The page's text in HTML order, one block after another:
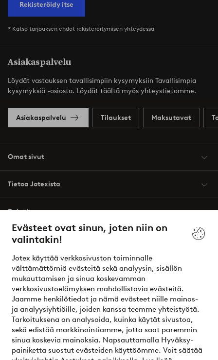
Evästeet ovat sinun, joten niin on
valintakin!
Jotex käyttää verkkosivuston toiminnalle
välttämättömiä evästeitä sekä analyysin, sisällön
mukauttamisen ja sinua koskevamman
verkkosivustoelämyksen mahdollistavia evästeitä.
Jaamme henkilötiedot ja nämä evästeet niille mainos-
ja analyysiyhtiöille, joiden kanssa teemme yhteistyötä.
Tarkoituksena on analysoida, kuinka käytät sivustoa,
sekä edistää markkinointiamme, jotta saat paremmin
sinua koskevia mainoksia. Napsauttamalla Hyväksy-
painiketta suostut evästeiden käyttöömme. Voit säätää
Rekisteröidy itse
* Katso tarjouksen ehdot rekisteröitymisen yhteydessä
Asiakaspalvelu
Löydät vastauksen tavallisimpiin kysymyksiin Tavallisimpia
kysymyksiä -osiosta. Löydät täältä myös yhteystietomme.
Asiakaspalvelu Tilaukset Maksutavat
Omat sivut
Tietoa Jotexista
Palvelumme
Ehdot
Ystävät
Turvalliset maksut – maksa nyt tai erissä
Haluatko tietää lisää maksuvaihtoehdoistamme?
elpy